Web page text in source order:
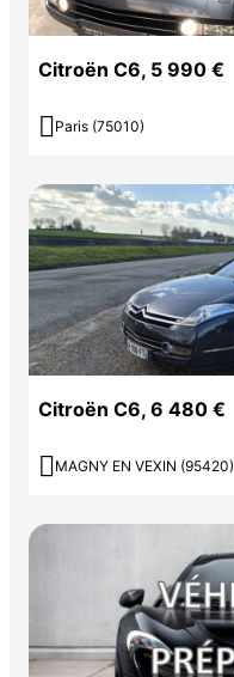
Citroën C6, 5 990 €
 Paris (75010)
Citroën C6, 6 480 €
 MAGNY EN VEXIN (95420)